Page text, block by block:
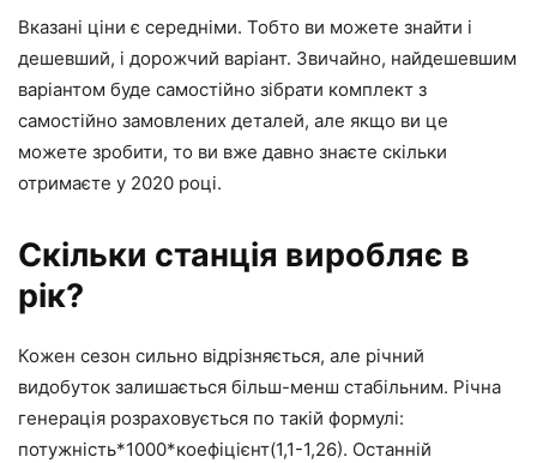
Вказані ціни є середніми. Тобто ви можете знайти і
дешевший, і дорожчий варіант. Звичайно, найдешевшим
варіантом буде самостійно зібрати комплект з
самостійно замовлених деталей, але якщо ви це
можете зробити, то ви вже давно знаєте скільки
отримаєте у 2020 році.
Скільки станція виробляє в
рік?
Кожен сезон сильно відрізняється, але річний
видобуток залишається більш-менш стабільним. Річна
генерація розраховується по такій формулі:
потужність*1000*коефіцієнт(1,1-1,26). Останній